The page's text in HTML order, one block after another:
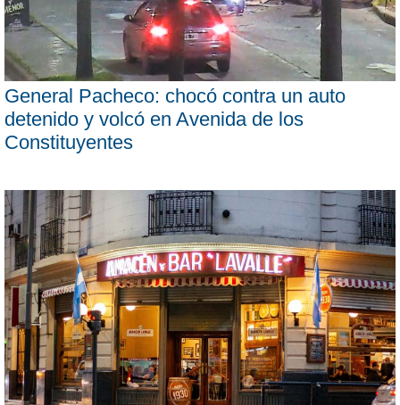
General Pacheco: chocó contra un auto
detenido y volcó en Avenida de los
Constituyentes